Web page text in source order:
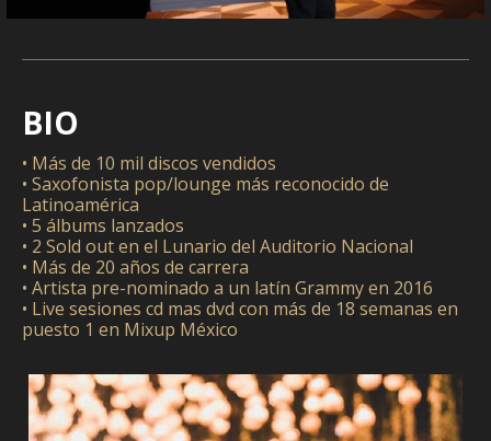
BIO
• Más de 10 mil discos vendidos
• Saxofonista pop/lounge más reconocido de
Latinoamérica
• 5 álbums lanzados
• 2 Sold out en el Lunario del Auditorio Nacional
• Más de 20 años de carrera
• Artista pre-nominado a un latín Grammy en 2016
• Live sesiones cd mas dvd con más de 18 semanas en
puesto 1 en Mixup México